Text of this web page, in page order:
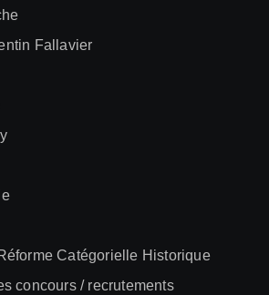
Fallavier
Catégorielle Historique
concours / recrutements